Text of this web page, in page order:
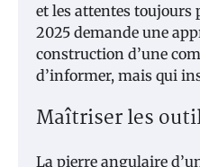
et les attentes toujours
2025 demande une
construction d’une
d’informer, mais qui
Maîtriser les
La pierre angulaire